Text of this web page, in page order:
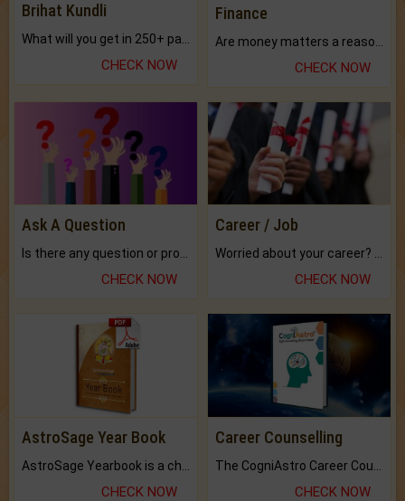
Brihat Kundli
CHECK NOW
Finance
CHECK NOW
Ask A Question
CHECK NOW
Career / Job
CHECK NOW
AstroSage Year Book
CHECK NOW
Career Counselling
CHECK NOW